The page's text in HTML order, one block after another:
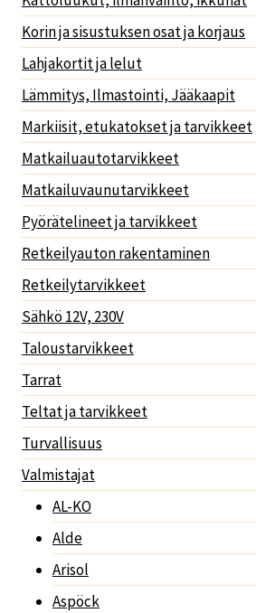
Korin ja sisustuksen osat ja korjaus
Lahjakortit ja lelut
Lämmitys, Ilmastointi, Jääkaapit
Markiisit, etukatokset ja tarvikkeet
Matkailuautotarvikkeet
Matkailuvaunutarvikkeet
Pyörätelineet ja tarvikkeet
Retkeilyauton rakentaminen
Retkeilytarvikkeet
Sähkö 12V, 230V
Taloustarvikkeet
Tarrat
Teltat ja tarvikkeet
Turvallisuus
Valmistajat
AL-KO
Alde
Arisol
Aspöck